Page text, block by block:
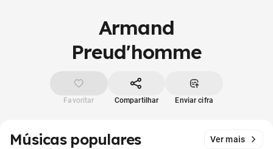
Armand
Preud'homme
Favoritar Compartilhar Enviar cifra
Músicas populares
Ver mais